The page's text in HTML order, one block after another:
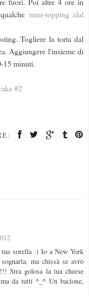
mini-topping alal
Togliere la torta dal
Aggiungere l'insieme di
15 minuti.
sorella :) Io a New York
ma chissà se avrò
Stra golosa la tua cheese
da tutti ^_^ Un bacione,